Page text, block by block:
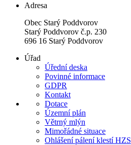
Adresa
Obec Starý Poddvorov
Starý Poddvorov č.p. 230
696 16 Starý Poddvorov
Úřad
Úřední deska
Povinné informace
GDPR
Kontakt
Dotace
Územní plán
Větrný mlýn
Mimořádné situace
Ohlášení pálení klestí HZS